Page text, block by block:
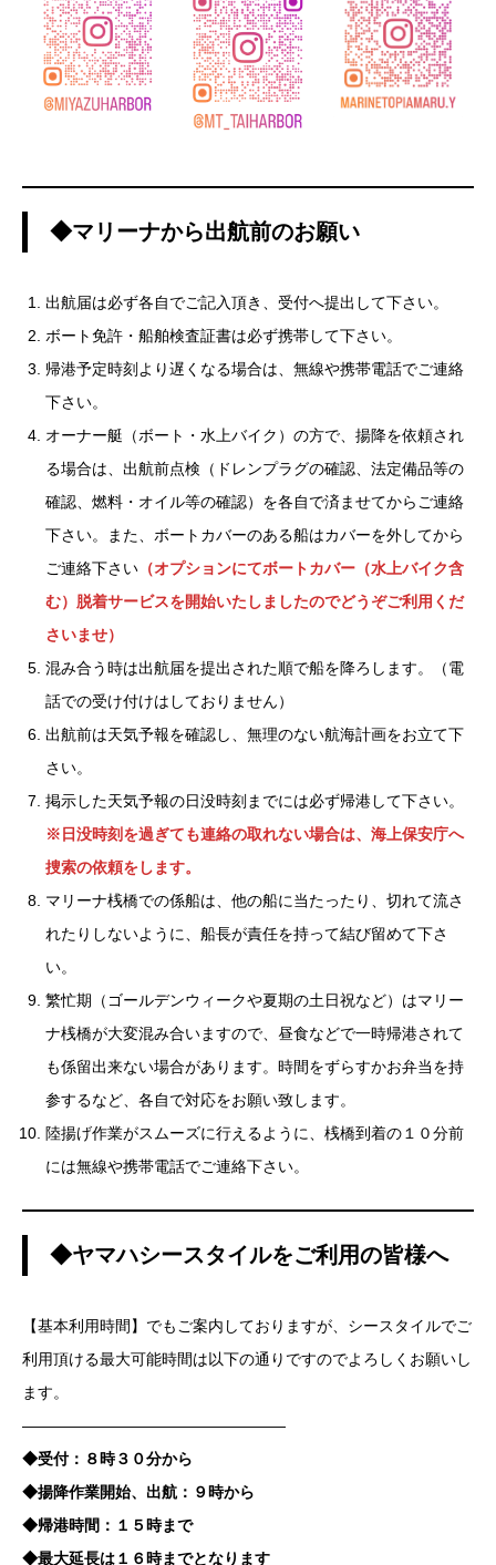
◆マリーナから出航前のお願い
出航届は必ず各自でご記入頂き、受付へ提出して下さい。
ボート免許・船舶検査証書は必ず携帯して下さい。
帰港予定時刻より遅くなる場合は、無線や携帯電話でご連絡
下さい。
オーナー艇（ボート・水上バイク）の方で、揚降を依頼され
る場合は、出航前点検（ドレンプラグの確認、法定備品等の
確認、燃料・オイル等の確認）を各自で済ませてからご連絡
下さい。また、ボートカバーのある船はカバーを外してから
ご連絡下さい （オプションにてボートカバー（水上バイク含
む）脱着サービスを開始いたしましたのでどうぞご利用くだ
さいませ）
混み合う時は出航届を提出された順で船を降ろします。（電
話での受け付けはしておりません）
出航前は天気予報を確認し、無理のない航海計画をお立て下
さい。
掲示した天気予報の日没時刻までには必ず帰港して下さい。
※日没時刻を過ぎても連絡の取れない場合は、海上保安庁へ
捜索の依頼をします。
マリーナ桟橋での係船は、他の船に当たったり、切れて流さ
れたりしないように、船長が責任を持って結び留めて下さ
い。
繁忙期（ゴールデンウィークや夏期の土日祝など）はマリー
ナ桟橋が大変混み合いますので、昼食などで一時帰港されて
も係留出来ない場合があります。時間をずらすかお弁当を持
参するなど、各自で対応をお願い致します。
陸揚げ作業がスムーズに行えるように、桟橋到着の１０分前
には無線や携帯電話でご連絡下さい。
◆ヤマハシースタイルをご利用の皆様へ
【基本利用時間】でもご案内しておりますが、シースタイルでご
利用頂ける最大可能時間は以下の通りですのでよろしくお願いし
ます。
—————————————————
◆受付：８時３０分から
◆揚降作業開始、出航：９時から
◆帰港時間：１５時まで
◆最大延長は１６時までとなります